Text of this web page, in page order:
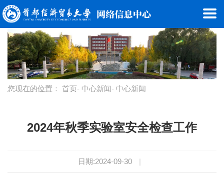
您现在的位置： 首页- 中心新闻- 中心新闻
2024年秋季实验室安全检查工作
日期:2024-09-30 |